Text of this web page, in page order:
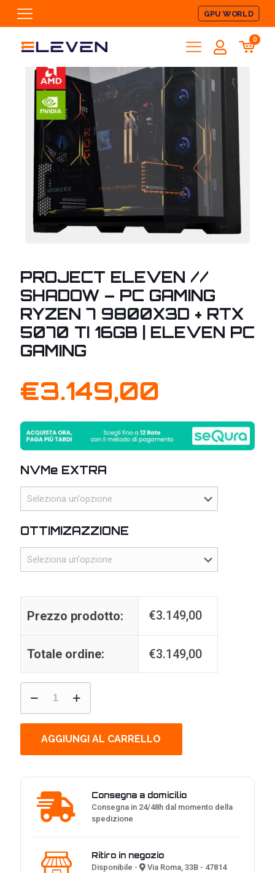
GPU WORLD
0
PROJECT ELEVEN //
SHADOW – PC GAMING
RYZEN 7 9800X3D + RTX
5070 TI 16GB | ELEVEN PC
GAMING
€3.149,00
NVMe EXTRA
OTTIMIZAZZIONE
Prezzo prodotto: €3.149,00
Totale ordine: €3.149,00
ELEVEN
SHADOW
GAMING
7
9800X3D
AGGIUNGI AL CARRELLO
Consegna a domicilio
Consegna in 24/48h dal momento della
spedizione
Ritiro in negozio
Disponibile -
Via Roma, 33B - 47814